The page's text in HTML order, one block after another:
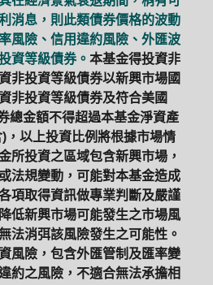
消息，則此類債券價格的波動
風險、信用違約風險、外匯波
資等級債券。 本基金得投資非
非投資等級債券以新興市場國
非投資等級債券及符合美國
總金額不得超過本基金淨資產
，以上投資比例將根據市場情
所投資之區域包含新興市場，
法規變動，可能對本基金造成
項取得資訊做專業判斷及嚴謹
低新興市場可能發生之市場風
法消弭該風險發生之可能性。
風險，包含外匯管制及匯率變
約之風險，不適合無法承擔相